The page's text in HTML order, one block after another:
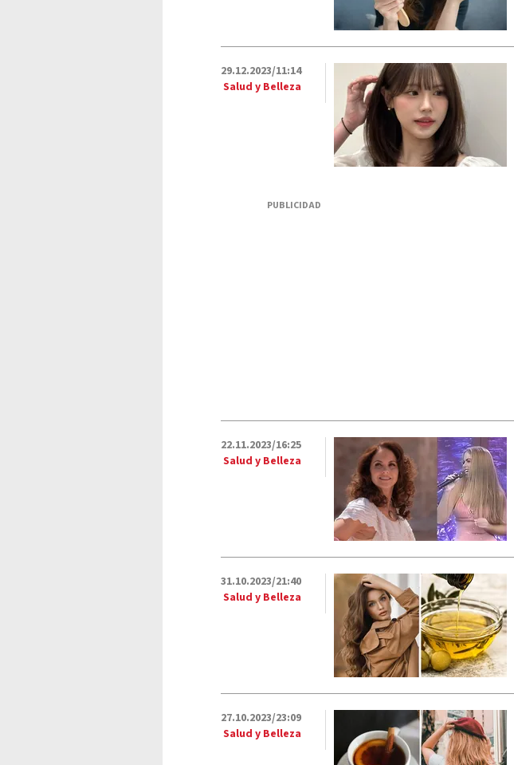
29.12.2023/11:14
Salud y Belleza
PUBLICIDAD
22.11.2023/16:25
Salud y Belleza
31.10.2023/21:40
Salud y Belleza
27.10.2023/23:09
Salud y Belleza